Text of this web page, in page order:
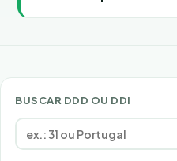
BUSCAR DDD OU DDI